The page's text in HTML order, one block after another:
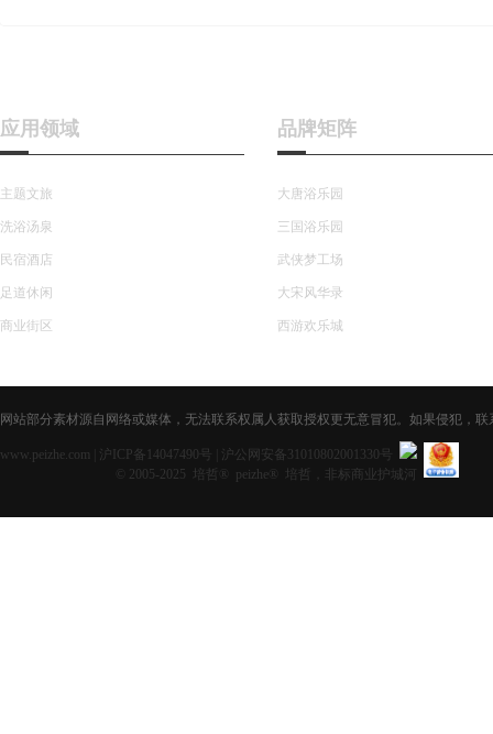
应用领域
主题文旅
洗浴汤泉
民宿酒店
足道休闲
商业街区
品牌矩阵
大唐浴乐园
三国浴乐园
武侠梦工场
大宋风华录
西游欢乐城
网站部分素材源自网络或媒体，无法联系权属人获取授权更无意冒犯。如果侵犯，联
www.peizhe.com 沪ICP备14047490号
沪公网安备31010802001330号
© 2005-2025 培哲® peizhe® 培哲，非标商业护城河